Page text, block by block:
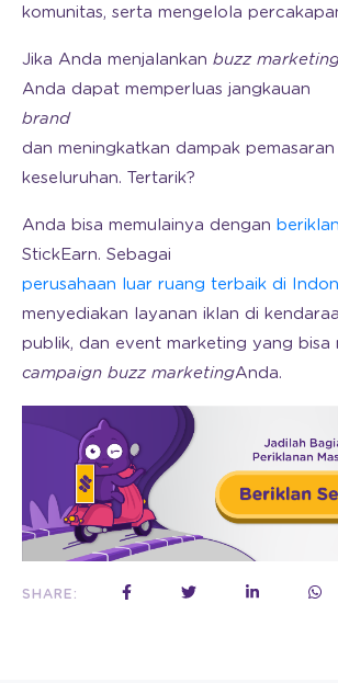
komunitas, serta mengelola
Jika Anda menjalankan buzz
Anda dapat memperluas jangkauan
brand
dan meningkatkan dampak pemasaran
keseluruhan. Tertarik?
Anda bisa memulainya dengan
StickEarn. Sebagai
perusahaan luar ruang terbaik di
menyediakan layanan iklan di
publik, dan event marketing yang bisa
campaign buzz marketingAnda.
SHARE: